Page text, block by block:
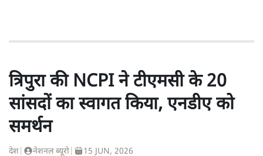
त्रिपुरा की NCPI ने टीएमसी के 20
सांसदों का स्वागत किया, एनडीए को
समर्थन
देश नेशनल ब्यूरो 15 JUN, 2026